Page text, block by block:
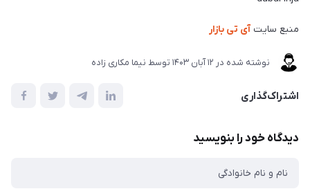
منبع سایت آی تی بازار
نوشته شده در 12 آبان 1403 توسط نیما مکاری زاده
اشتراک‌گذاری
دیدگاه خود را بنویسید